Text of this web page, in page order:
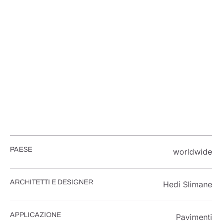
PAESE worldwide
ARCHITETTI E DESIGNER Hedi Slimane
APPLICAZIONE Pavimenti